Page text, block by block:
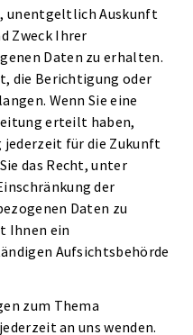
unentgeltlich Auskunft
Zweck Ihrer
Daten zu erhalten.
die Berichtigung oder
Wenn Sie eine
erteilt haben,
jederzeit für die Zukunft
das Recht, unter
der
Daten zu
Ihnen ein
Aufsichtsbehörde
zum Thema
an uns wenden.